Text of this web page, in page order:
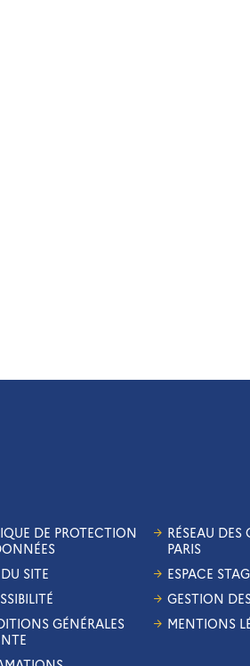
DE PROTECTION
RÉSEAU DES
PARIS
SITE
ESPACE
GESTION
GÉNÉRALES
MENTIONS